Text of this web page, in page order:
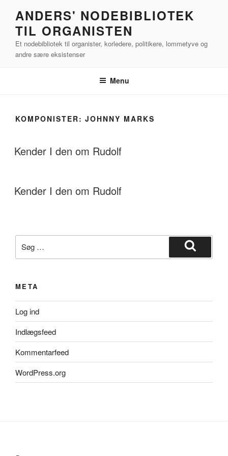
indhold
ANDERS' NODEBIBLIOTEK
TIL ORGANISTEN
Et nodebibliotek til organister, korledere, politikere, lommetyve og
andre sære eksistenser
Menu
KOMPONISTER:JOHNNY MARKS
Kender I den om Rudolf
Kender I den om Rudolf
efter:
Søg
META
Log ind
Indlægsfeed
Kommentarfeed
WordPress.org